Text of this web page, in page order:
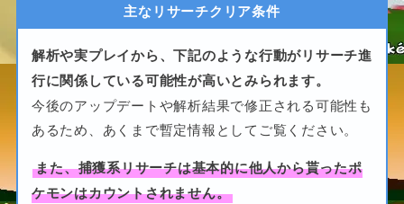
主なリサーチクリア条件
解析や実プレイから、下記のような行動がリサーチ進
行に関係している可能性が高いとみられます。
今後のアップデートや解析結果で修正される可能性も
あるため、あくまで暫定情報としてご覧ください。
また、捕獲系リサーチは基本的に他人から貰ったポ
ケモンはカウントされません。